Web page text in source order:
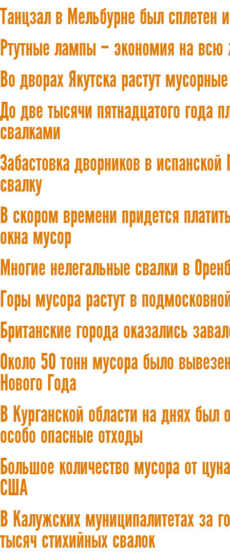
Танцзал в Мельбурне был сплетен
Ртутные лампы – экономия на всю
Во дворах Якутска растут
До две тысячи пятнадцатого года
свалками
Забастовка дворников в
свалку
В скором времени придется
окна мусор
Многие нелегальные свалки в
Горы мусора растут в
Британские города оказались
Около 50 тонн мусора было
Нового Года
В Курганской области на днях был
особо опасные отходы
Большое количество мусора от
США
В Калужских муниципалитетах за
тысяч стихийных свалок